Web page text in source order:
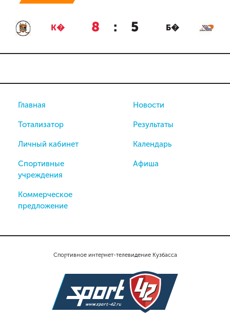
К� 8 : 5 Б�
Спортивное интернет-телевидение Кузбасса
Главная
Тотализатор
Личный кабинет
Спортивные
учреждения
Коммерческое
предложение
Новости
Результаты
Календарь
Афиша